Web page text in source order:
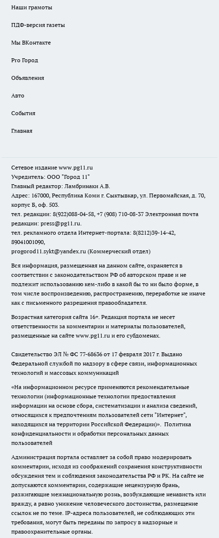
Наши грамоты
ПДФ-версия газеты
Мы ВКонтакте
Pro Город
Объявления
Авто
События
Главная
Сетевое издание www.pg11.ru
Учредитель: ООО "Город 11"
Главный редактор: Ламбринаки А.В.
Адрес: 167000, Республика Коми г. Сыктывкар, ул. Первомайская, д. 70,
корпус Б, оф. 503.
тел. редакции: 8(922)088-04-58, +7 (908) 710-08-37 Электронная почта
редакции: press@pg11.ru.
тел. рекламного отдела Интернет-портала: 8(8212)39-14-42,
89041001090,
progorod11.sykt@yandex.ru (Коммерческий отдел)
Вся информация, размещенная на данном сайте, охраняется в
соответствии с законодательством РФ об авторском праве и не
подлежит использованию кем-либо в какой бы то ни было форме, в
том числе воспроизведению, распространению, переработке не иначе
как с письменного разрешения правообладателя.
Возрастная категория сайта 16+. Редакция портала не несет
ответственности за комментарии и материалы пользователей,
размещенные на сайте www.pg11.ru и его субдоменах.
Свидетельство ЭЛ № ФС 77-68636 от 17 февраля 2017 г. Выдано
Федеральной службой по надзору в сфере связи, информационных
технологий и массовых коммуникаций
«На информационном ресурсе применяются рекомендательные
технологии (информационные технологии предоставления
информации на основе сбора, систематизации и анализа сведений,
относящихся к предпочтениям пользователей сети "Интернет",
находящихся на территории Российской Федерации)». Политика
конфиденциальности и обработки персональных данных
пользователей
Администрация портала оставляет за собой право модерировать
комментарии, исходя из соображений сохранения конструктивности
обсуждения тем и соблюдения законодательства РФ и РК. На сайте не
допускаются комментарии, содержащие нецензурную брань,
разжигающие межнациональную рознь, возбуждающие ненависть или
вражду, а равно унижение человеческого достоинства, размещение
ссылок не по теме. IP-адреса пользователей, не соблюдающих эти
требования, могут быть переданы по запросу в надзорные и
правоохранительные органы.